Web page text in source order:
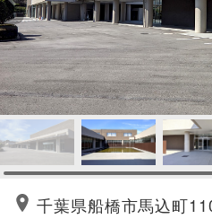
千葉県船橋市馬込町